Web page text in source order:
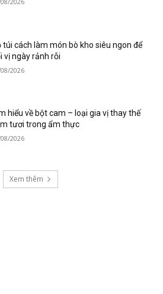
túi cách làm món bò kho siêu ngon để
vị ngày rảnh rỗi
2026
hiểu về bột cam – loại gia vị thay thế
tươi trong ẩm thực
2026
Xem thêm